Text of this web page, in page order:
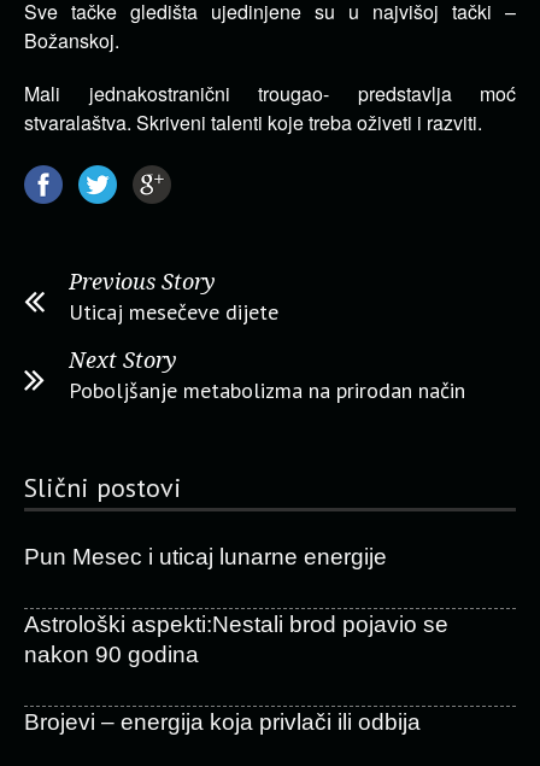
Sve tačke gledišta ujedinjene su u najvišoj tački –
Božanskoj.
Mali jednakostranični trougao- predstavlja moć
stvaralaštva. Skriveni talenti koje treba oživeti i razviti.
Previous Story
Uticaj mesečeve dijete
Next Story
Poboljšanje metabolizma na prirodan način
Slični postovi
Pun Mesec i uticaj lunarne energije
Astrološki aspekti:Nestali brod pojavio se
nakon 90 godina
Brojevi – energija koja privlači ili odbija